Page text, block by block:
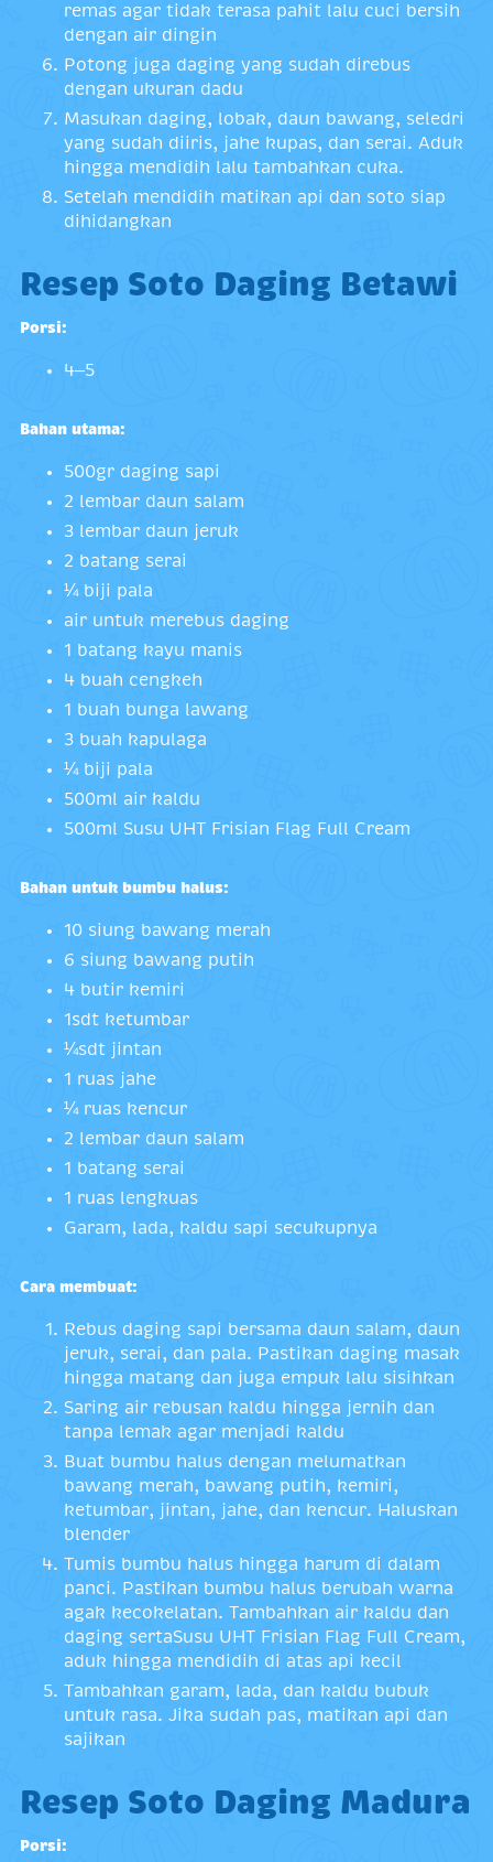
remas agar tidak terasa pahit lalu cuci bersih
dengan air dingin
Potong juga daging yang sudah direbus
dengan ukuran dadu
Masukan daging, lobak, daun bawang, seledri
yang sudah diiris, jahe kupas, dan serai. Aduk
hingga mendidih lalu tambahkan cuka.
Setelah mendidih matikan api dan soto siap
dihidangkan
Resep Soto Daging Betawi
Porsi:
4–5
Bahan utama:
500gr daging sapi
2 lembar daun salam
3 lembar daun jeruk
2 batang serai
¼ biji pala
air untuk merebus daging
1 batang kayu manis
4 buah cengkeh
1 buah bunga lawang
3 buah kapulaga
¼ biji pala
500ml air kaldu
500ml Susu UHT Frisian Flag Full Cream
Bahan untuk bumbu halus:
10 siung bawang merah
6 siung bawang putih
4 butir kemiri
1sdt ketumbar
¼sdt jintan
1 ruas jahe
¼ ruas kencur
2 lembar daun salam
1 batang serai
1 ruas lengkuas
Garam, lada, kaldu sapi secukupnya
Cara membuat:
Rebus daging sapi bersama daun salam, daun
jeruk, serai, dan pala. Pastikan daging masak
hingga matang dan juga empuk lalu sisihkan
Saring air rebusan kaldu hingga jernih dan
tanpa lemak agar menjadi kaldu
Buat bumbu halus dengan melumatkan
bawang merah, bawang putih, kemiri,
ketumbar, jintan, jahe, dan kencur. Haluskan
blender
Tumis bumbu halus hingga harum di dalam
panci. Pastikan bumbu halus berubah warna
agak kecokelatan. Tambahkan air kaldu dan
daging sertaSusu UHT Frisian Flag Full Cream,
aduk hingga mendidih di atas api kecil
Tambahkan garam, lada, dan kaldu bubuk
untuk rasa. Jika sudah pas, matikan api dan
sajikan
Resep Soto Daging Madura
Porsi: